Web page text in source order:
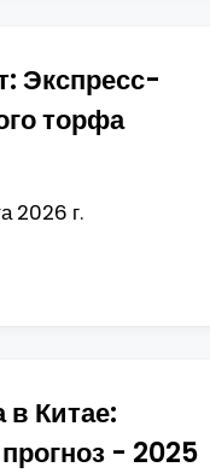
Экспресс-
торфа
2026 г.
в Китае:
- 2025